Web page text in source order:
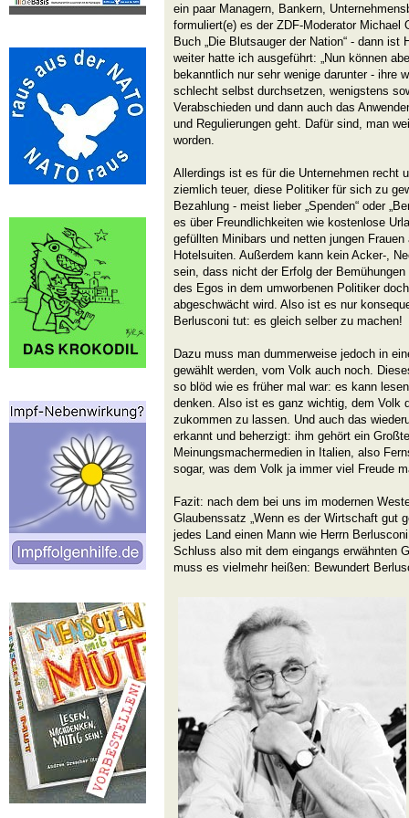
ein paar Managern, Bankern,
formuliert(e) es der ZDF-Moderator Michael
Buch „Die Blutsauger der Nation“ - dann ist
weiter hatte ich ausgeführt: „Nun können
bekanntlich nur sehr wenige darunter - ihre
schlecht selbst durchsetzen, wenigstens
Verabschieden und dann auch das
und Regulierungen geht. Dafür sind, man
worden.
Allerdings ist es für die Unternehmen recht
ziemlich teuer, diese Politiker für sich zu
Bezahlung - meist lieber „Spenden“ oder
es über Freundlichkeiten wie kostenlose
gefüllten Minibars und netten jungen
Hotelsuiten. Außerdem kann kein Acker-,
sein, dass nicht der Erfolg der
des Egos in dem umworbenen Politiker
abgeschwächt wird. Also ist es nur
Berlusconi tut: es gleich selber zu machen!
Dazu muss man dummerweise jedoch in
gewählt werden, vom Volk auch noch.
so blöd wie es früher mal war: es kann
denken. Also ist es ganz wichtig, dem Volk
zukommen zu lassen. Und auch das
erkannt und beherzigt: ihm gehört ein
Meinungsmachermedien in Italien, also
sogar, was dem Volk ja immer viel Freude
Fazit: nach dem bei uns im modernen
Glaubenssatz „Wenn es der Wirtschaft gut
jedes Land einen Mann wie Herrn
Schluss also mit dem eingangs erwähnten
muss es vielmehr heißen: Bewundert